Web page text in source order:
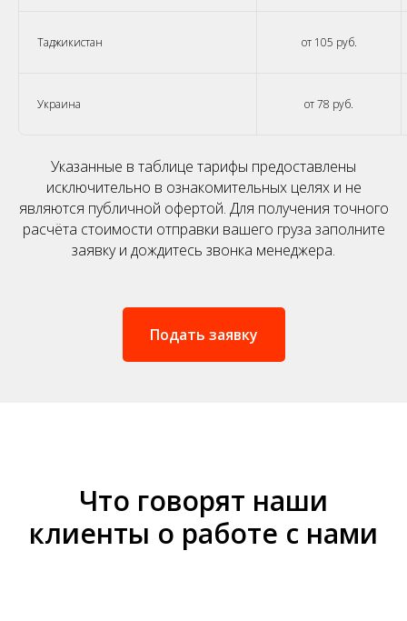
Таджикистан от 105 руб.
Украина от 78 руб.
Указанные в таблице тарифы предоставлены
исключительно в ознакомительных целях и не
являются публичной офертой. Для получения точного
расчёта стоимости отправки вашего груза заполните
заявку и дождитесь звонка менеджера.
Подать заявку
Что говорят наши
клиенты о работе с нами